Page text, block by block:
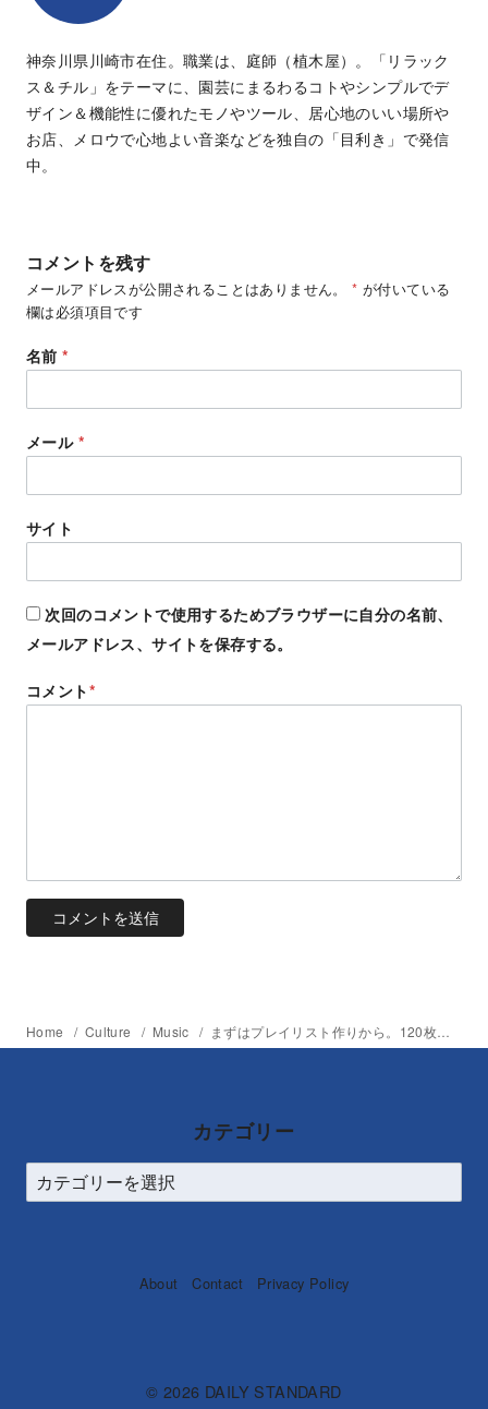
神奈川県川崎市在住。職業は、庭師（植木屋）。「リラック
ス＆チル」をテーマに、園芸にまるわるコトやシンプルでデ
ザイン＆機能性に優れたモノやツール、居心地のいい場所や
お店、メロウで心地よい音楽などを独自の「目利き」で発信
中。
コメントを残す
メールアドレスが公開されることはありません。 * が付いている
欄は必須項目です
名前*
メール *
サイト
次回のコメントで使用するためブラウザーに自分の名前、
メールアドレス、サイトを保存する。
コメント*
Home Culture Music まずはプレイリスト作りから。120枚の名盤を聴きながら、じっくり読みたいジャズ本「100年のジャズを聴く」
カテゴリー
About Contact Privacy Policy
© 2026 DAILY STANDARD